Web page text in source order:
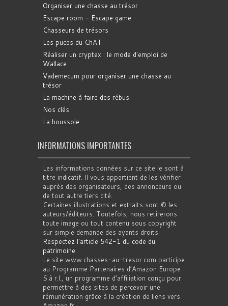
Organiser une chasse au trésor
Escape room - Escape game
Chasseurs de trésors
Les puces du ChAT
Réaliser un cryptex : le mode d'emploi de
Wallace
Vademecum pour organiser une chasse au
trésor
La machine à faire des rébus
Nos clés
La boussole
INFORMATIONS IMPORTANTES
Les informations données sur ce site le sont à
titre indicatif. Il vous appartient de les vérifier
auprès des organisateurs, des annonceurs ou
de tout autre tiers cité.
Certaines illustrations et extraits sont © les
auteurs/éditeurs. Toutefois, nous retirerons
toute image ou tout contenu sous copyright
sur simple demande des ayants droits.
Respectez l'article 542-1 du code du
patrimoine.
Le site www.chasses-au-tresor.com participe
au Programme Partenaires d’Amazon Europe
S.à r.l., un programme d’affiliation conçu pour
permettre à des sites de percevoir une
rémunération grâce à la création de liens vers